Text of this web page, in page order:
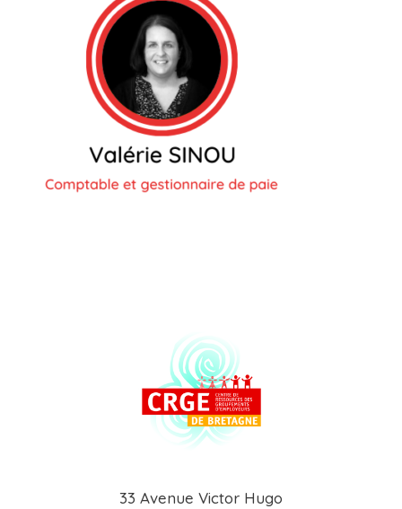
33 Avenue Victor Hugo